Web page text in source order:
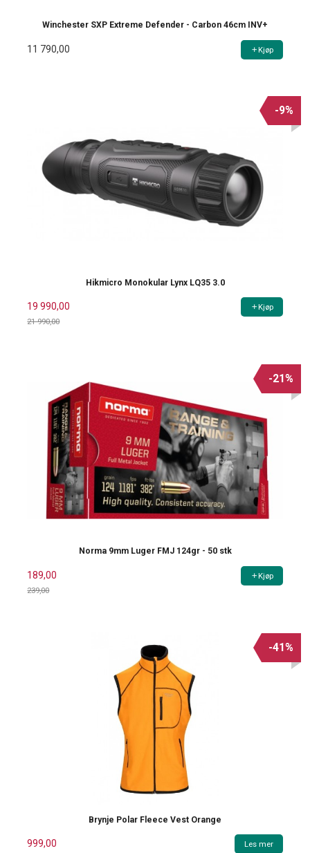
Winchester SXP Extreme Defender - Carbon 46cm INV+
11 790,00 Kjøp
Hikmicro Monokular Lynx LQ35 3.0
19 990,00
21 990,00
-9%
Kjøp
Norma 9mm Luger FMJ 124gr - 50 stk
189,00
239,00
-21%
Kjøp
Brynje Polar Fleece Vest Orange
999,00
-41%
Les mer